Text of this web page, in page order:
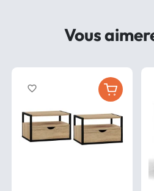
Vous
favorite_border